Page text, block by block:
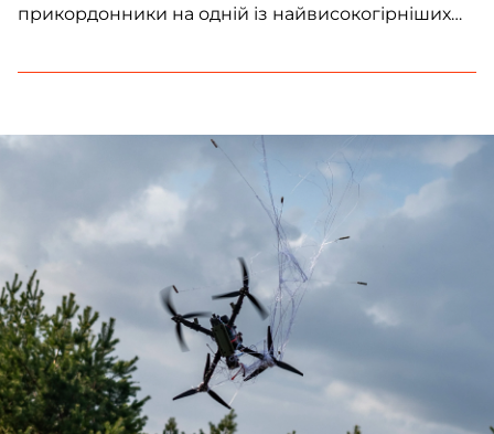
прикордонники на одній із найвисокогірніших